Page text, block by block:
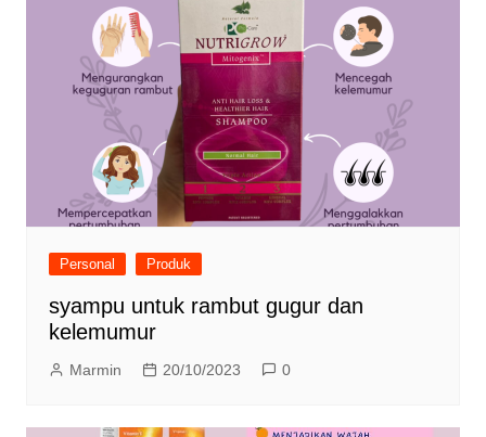
Personal Produk
syampu untuk rambut gugur dan
kelemumur
Marmin 20/10/2023 0